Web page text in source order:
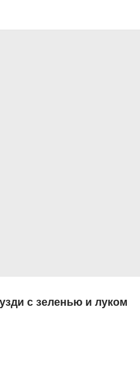
с зеленью и луком